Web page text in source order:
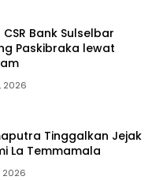
Bank Sulselbar
Paskibraka lewat
2026
Tinggalkan Jejak
La Temmamala
2026